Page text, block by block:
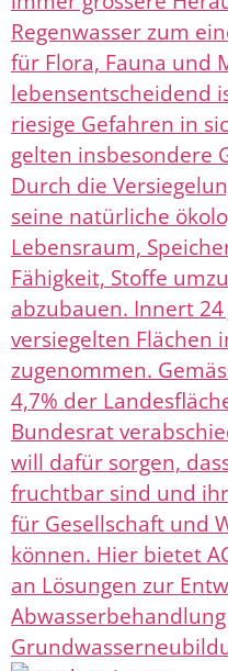
Regenwasser zum
für Flora, Fauna und
lebensentscheidend
riesige Gefahren in
gelten insbesondere
Durch die
seine natürliche
Lebensraum,
Fähigkeit, Stoffe
abzubauen. Innert
versiegelten Flächen
zugenommen.
4,7% der
Bundesrat
will dafür sorgen,
fruchtbar sind und
für Gesellschaft und
können. Hier bietet
an Lösungen zur